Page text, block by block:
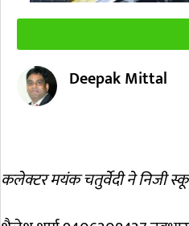
Deepak Mittal
कलेक्टर मयंक चतुर्वेदी ने निजी